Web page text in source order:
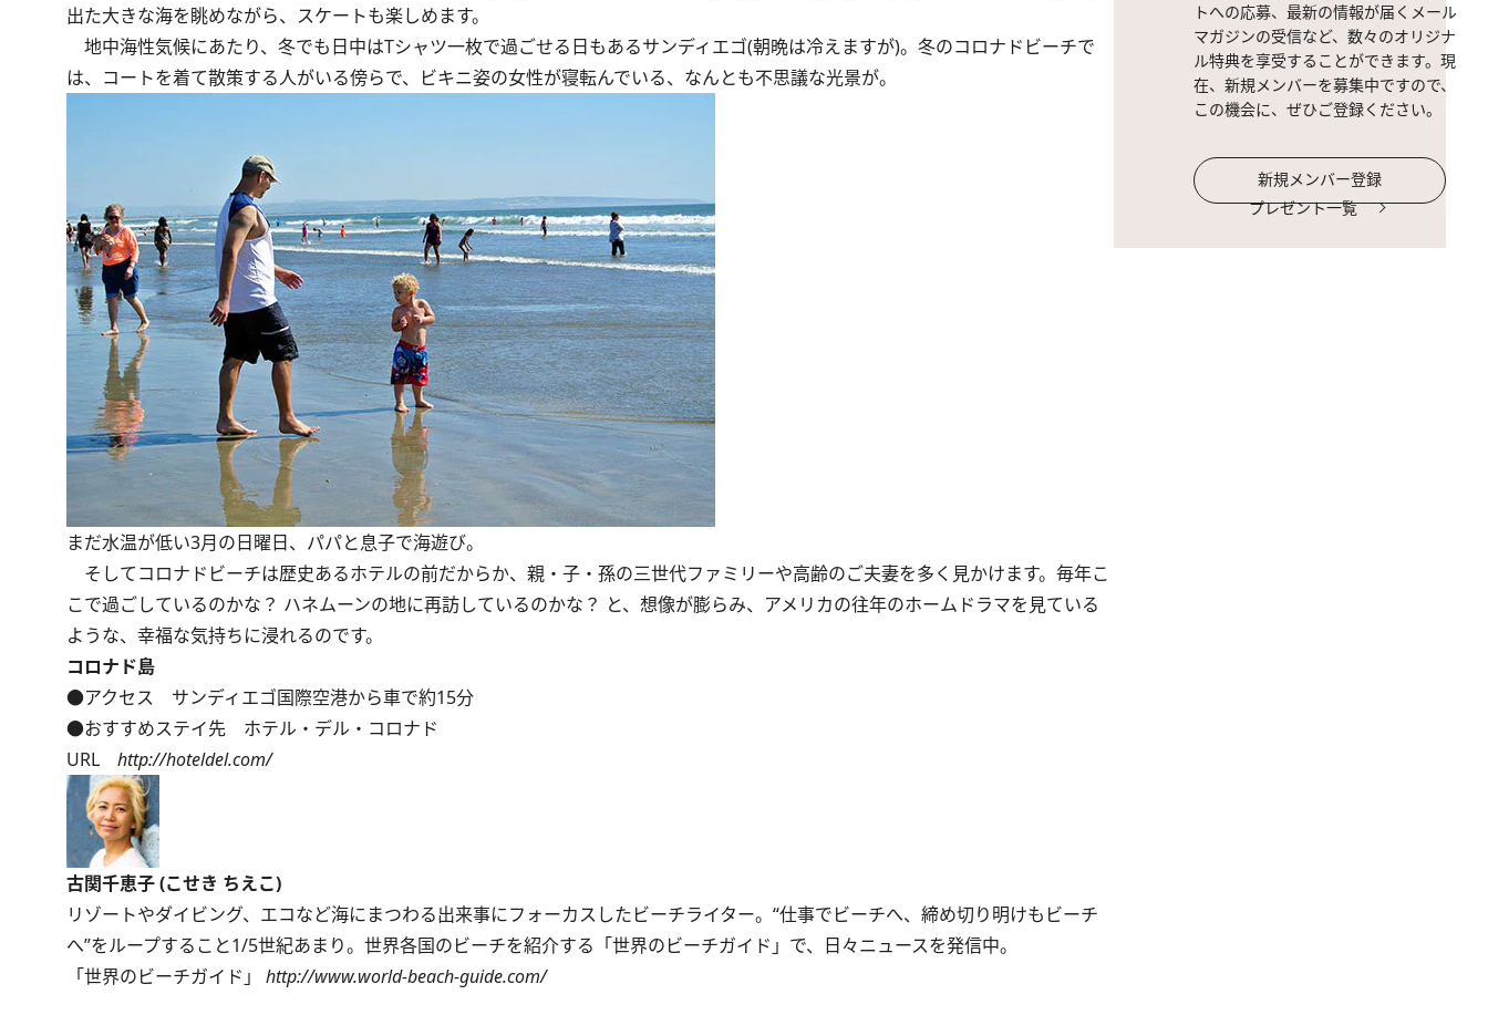
出た大きな海を眺めながら、スケートも楽しめます。
地中海性気候にあたり、冬でも日中はTシャツ一枚で過ごせる日もあるサンディエゴ(朝晩は冷えますが)。冬のコロナドビーチで
は、コートを着て散策する人がいる傍らで、ビキニ姿の女性が寝転んでいる、なんとも不思議な光景が。
まだ水温が低い3月の日曜日、パパと息子で海遊び。
そしてコロナドビーチは歴史あるホテルの前だからか、親・子・孫の三世代ファミリーや高齢のご夫妻を多く見かけます。毎年こ
こで過ごしているのかな？ ハネムーンの地に再訪しているのかな？ と、想像が膨らみ、アメリカの往年のホームドラマを見ている
ような、幸福な気持ちに浸れるのです。
コロナド島
●アクセス サンディエゴ国際空港から車で約15分
●おすすめステイ先 ホテル・デル・コロナド
URL http://hoteldel.com/
古関千恵子 (こせき ちえこ)
リゾートやダイビング、エコなど海にまつわる出来事にフォーカスしたビーチライター。“仕事でビーチへ、締め切り明けもビーチ
へ”をループすること1/5世紀あまり。世界各国のビーチを紹介する「世界のビーチガイド」で、日々ニュースを発信中。
「世界のビーチガイド」 http://www.world-beach-guide.com/
トへの応募、最新の情報が届くメール
マガジンの受信など、数々のオリジナ
ル特典を享受することができます。現
在、新規メンバーを募集中ですので、
この機会に、ぜひご登録ください。
新規メンバー登録
プレゼント一覧